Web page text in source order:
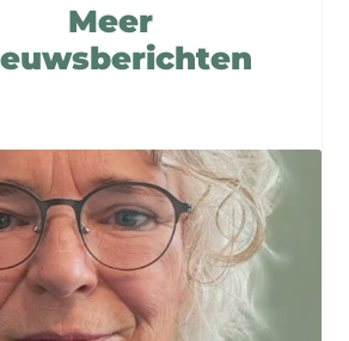
Meer